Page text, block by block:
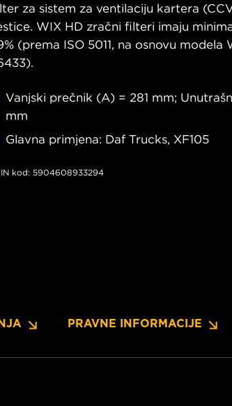
za sistem za ventilaciju kartera
WIX HD zračni filteri imaju
(prema ISO 5011, na osnovu
Vanjski prečnik (A) = 281 mm;
mm
Glavna primjena: Daf Trucks, XF105
kod: 5904608933294
PRAVNE INFORMACIJE